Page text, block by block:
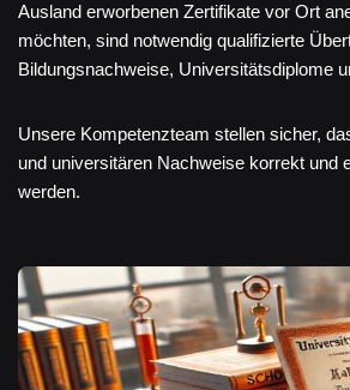
Ausland erworbenen Zertifikate vor Ort
möchten, sind notwendig qualifizierte
Bildungsnachweise, Universitätsdiplome
Unsere Kompetenzteam stellen sicher,
und universitären Nachweise korrekt und
werden.